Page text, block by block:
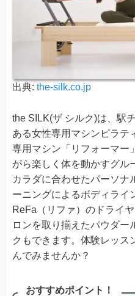
出典: the-silk.co.jp
the SILK(ザ シルク)は、駅
ある女性専用マシンピラテ
専用マシン「リフォーマー
がら楽しく体を動かすグル
カラダに合わせたパーソナ
ーニングによるボディライ
ReFa（リファ）のドライ
ロンを取り揃えたパウダー
クもできます。体験レッス
んでみませんか？
おすすめポイント！